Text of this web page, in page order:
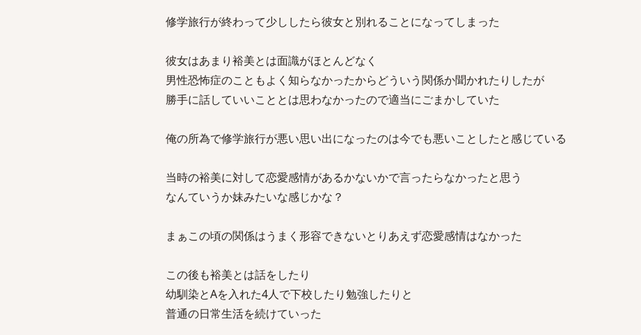
修学旅行が終わって少ししたら彼女と別れることになってしまった
彼女はあまり裕美とは面識がほとんどなく
男性恐怖症のこともよく知らなかったからどういう関係か聞かれたりしたが
勝手に話していいこととは思わなかったので適当にごまかしていた
俺の所為で修学旅行が悪い思い出になったのは今でも悪いことしたと感じている
当時の裕美に対して恋愛感情があるかないかで言ったらなかったと思う
なんていうか妹みたいな感じかな？
まぁこの頃の関係はうまく形容できないとりあえず恋愛感情はなかった
この後も裕美とは話をしたり
幼馴染とAを入れた4人で下校したり勉強したりと
普通の日常生活を続けていった